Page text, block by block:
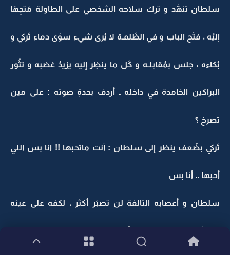
سلطان تنهَّد و ترك سلاحه الشخصي على الطاولة مُتجِهًا
إليْه ، فتَح الباب و في الظُلمـة لا يُرى شيء سوَى دماء تُركي و
بُكاءه ، جلس بمُقابلـه و كُل ما ينظِر إليه يزيدُ غضبه و تثُور
البراكين الخامدة في داخله ـ أردف بحدةِ صوته : على مين
تصرخ ؟
تُركي بضُعف ينظر إلى سلطان : أنت ماتحبها !! انا بس اللي
أحبها .. أنا بس
سلطان و أعصابه التالفة لن تصبُر أكثر ، لكمَه على عينه